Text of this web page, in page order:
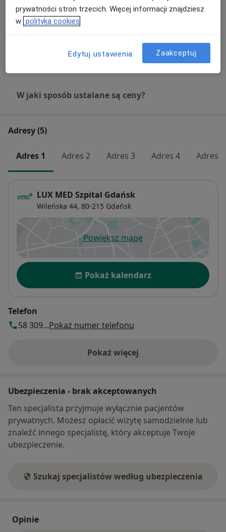
Szczegóły
Umów wizytę
W jaki sposób ustalane są ceny?
Adresy (5)
Adres 1 Adres 2 Adres 3 Adres 4 Adres 5
LUX MED Szpital Gdańsk
Wileńska 44, 80-215 Gdańsk
Powiększ mapęotwiera się w nowej karcie
Dostępność
Pokaż kalendarz
Telefon
58 309...Pokaż numer telefonu
Pokaż więcej
o adresie
Ubezpieczenia - brak akceptowanych
Ten specjalista przyjmuje wyłącznie pacjentów
prywatnych. Możesz opłacić wizytę samodzielnie lub
znaleźć innego specjalistę, który akceptuje Twoje
ubezpieczenie.
Szukaj specjalistów według ubezpieczenia
Opinie
prywatności stron trzecich. Więcej informacji znajdziesz
w polityka cookies
Edytuj ustawienia Zaakceptuj